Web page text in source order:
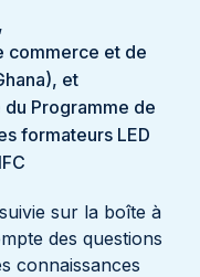
commerce et de
et
Programme de
formateurs LED
sur la boîte à
des questions
connaissances